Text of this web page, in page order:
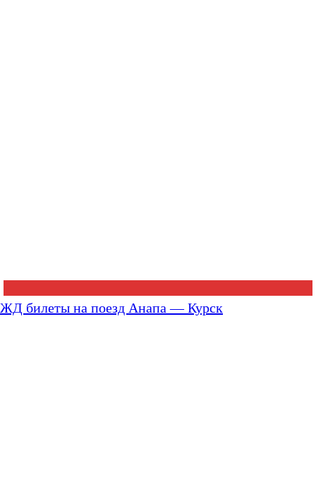
ЖД билеты на поезд Анапа — Курск